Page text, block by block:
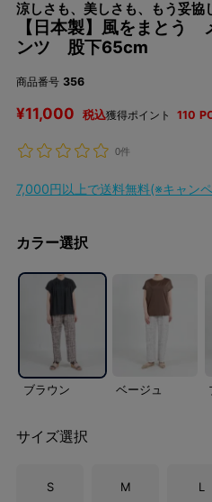
涼しさも、美しさも、もう妥協
【日本製】風をまとう
ンツ 股下65cm
商品番号 356
¥11,000 税込獲得ポイント 110
0件
7,000円以上で送料無料(※キャンペ
カラー選択
ブラウン ベージュ
サイズ選択
S M L